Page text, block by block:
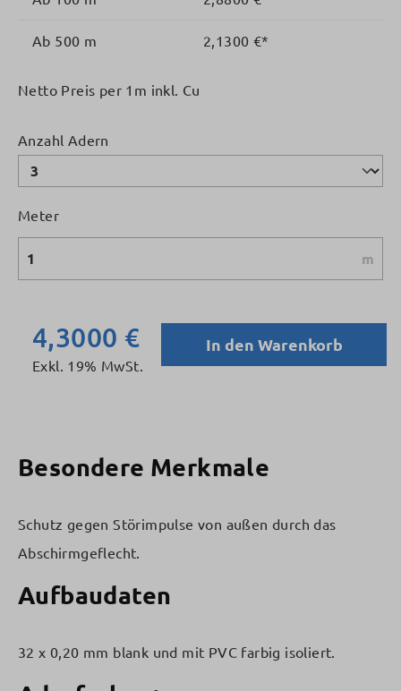
Ab 500 m 2,1300 €*
Netto Preis per 1m inkl. Cu
Anzahl Adern
Meter
m
4,3000 €
Exkl. 19% MwSt.
In den Warenkorb
Besondere Merkmale
Schutz gegen Störimpulse von außen durch das
Abschirmgeflecht.
Aufbaudaten
32 x 0,20 mm blank und mit PVC farbig isoliert.